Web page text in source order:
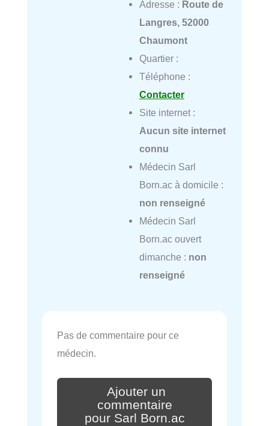
Adresse : Route de
Langres, 52000
Chaumont
Quartier :
Téléphone :
Contacter
Site internet :
Aucun site internet
connu
Médecin Sarl
Born.ac à domicile :
non renseigné
Médecin Sarl
Born.ac ouvert
dimanche : non
renseigné
Pas de commentaire pour ce
médecin.
Ajouter un
commentaire
pour Sarl Born.ac